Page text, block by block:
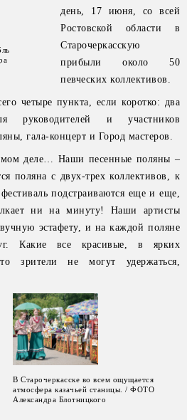
день, 17 июня, со всей
Ростовской области в
Старочеркасскую
прибыли около 50
певческих коллективов.
четыре пункта, если коротко: два
руководителей и участников
гала-концерт и Город мастеров.
деле… Наши песенные поляны –
поляна с двух-трех коллективов, к
подстраиваются еще и еще,
ни на минуту! Наши артисты
эстафету, и на каждой поляне
Какие все красивые, в ярких
зрители не могут удержаться,
В Старочеркасске во всем ощущается
атмосфера казачьей станицы. / ФОТО
Александра Блотницкого